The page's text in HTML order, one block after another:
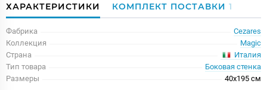
ХАРАКТЕРИСТИКИ КОМПЛЕКТ ПОСТАВКИ 1
Фабрика
Cezares
Коллекция
Magic
Страна
Италия
Тип товара
Боковая стенка
Размеры
40x195 см